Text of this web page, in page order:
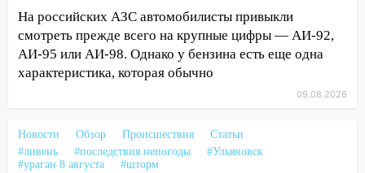
17:15 В Ульяновской области
ремонтируют девять мостов: один уже
готов, ещё два — почти завершены
«Ульяновскалипсис»: последствия
16:38
Прогноз погоды в Ульяновской
области на 9 августа
На российских АЗС автомобилисты привыкли
смотреть прежде всего на крупные цифры — АИ-92,
АИ-95 или АИ-98. Однако у бензина есть еще одна
характеристика, которая обычно
09.08.2026
Новости Обзор Происшествия
Статьи
#ливень
#последствия непогоды
#Ульяновск
#ураган 8 августа
#шторм